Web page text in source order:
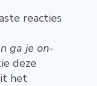
reacties
ga je on-
deze
het